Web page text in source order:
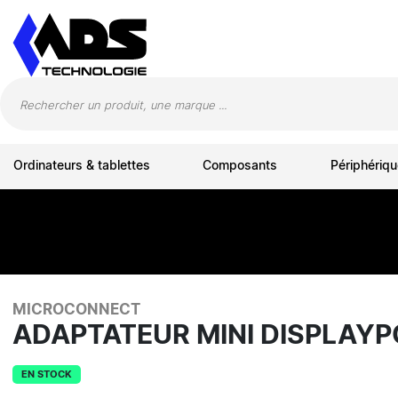
Ordinateurs & tablettes Composants
MICROCONNECT
ADAPTATEUR MINI
EN STOCK